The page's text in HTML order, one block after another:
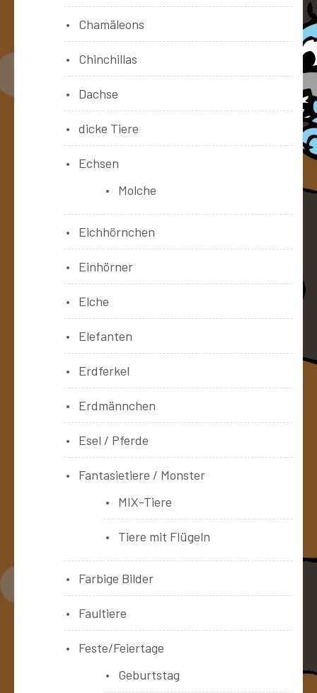
Chamäleons
Chinchillas
Dachse
dicke Tiere
Echsen
Molche
Eichhörnchen
Einhörner
Elche
Elefanten
Erdferkel
Erdmännchen
Esel / Pferde
Fantasietiere / Monster
MIX-Tiere
Tiere mit Flügeln
Farbige Bilder
Faultiere
Feste/Feiertage
Geburtstag